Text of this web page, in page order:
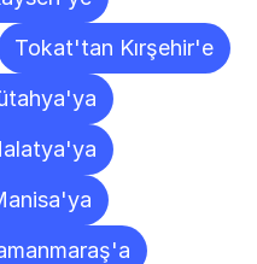
Tokat'tan Kırşehir'e